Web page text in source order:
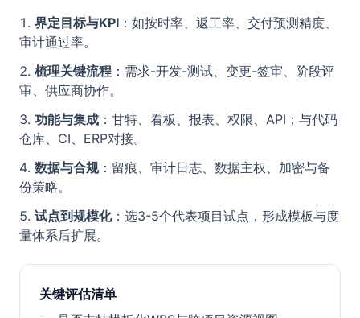
界定目标与KPI ：如按时率、返工率、交付预测精度、
审计通过率。
梳理关键流程 ：需求-开发-测试、变更-签审、阶段评
审、供应商协作。
功能与集成 ：甘特、看板、报表、权限、API；与代码
仓库、CI、ERP对接。
数据与合规：留痕、审计日志、数据主权、加密与备
份策略。
试点到规模化：选3-5个代表项目试点，形成模板与度
量体系后扩展。
关键评估清单